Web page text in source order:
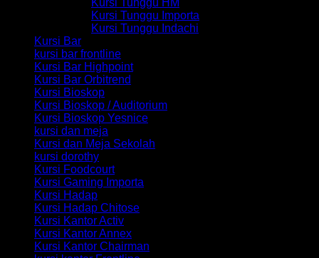
Kursi Tunggu Importa
Kursi Tunggu Indachi
Kursi Bar
kursi bar frontline
Kursi Bar Highpoint
Kursi Bar Orbitrend
Kursi Bioskop
Kursi Bioskop / Auditorium
Kursi Bioskop Yesnice
kursi dan meja
Kursi dan Meja Sekolah
kursi dorothy
Kursi Foodcourt
Kursi Gaming Importa
Kursi Hadap
Kursi Hadap Chitose
Kursi Kantor Activ
Kursi Kantor Annex
Kursi Kantor Chairman